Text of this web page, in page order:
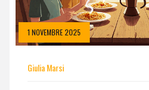
1 NOVEMBRE 2025
Giulia Marsi